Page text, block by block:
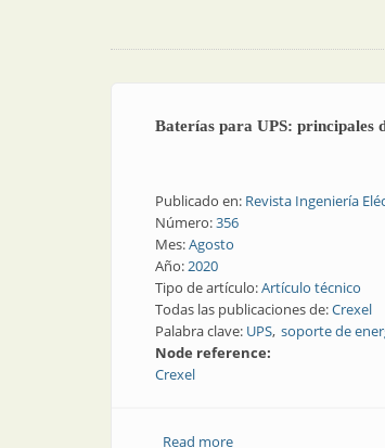
Baterías para UPS: principales
Publicado en: Revista Ingeniería
Número:356
Mes:Agosto
Año:2020
Tipo de artículo:Artículo técnico
Todas las publicaciones de:Crexel
Palabra clave: UPS soporte de
Node reference:
Crexel
Read moreabout Baterías para